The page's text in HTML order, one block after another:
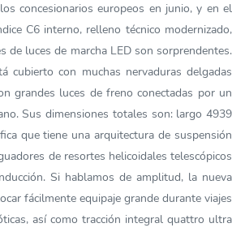
concesionarios europeos en junio, y en el
C6 interno, relleno técnico modernizado,
de luces de marcha LED son sorprendentes.
cubierto con muchas nervaduras delgadas
grandes luces de freno conectadas por un
Sus dimensiones totales son: largo 4939
que tiene una arquitectura de suspensión
de resortes helicoidales telescópicos
Si hablamos de amplitud, la nueva
fácilmente equipaje grande durante viajes
así como tracción integral quattro ultra